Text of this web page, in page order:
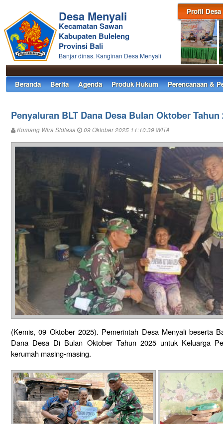
Profil Desa
Desa Menyali
Kecamatan Sawan
Kabupaten Buleleng
Provinsi Bali
Banjar dinas. Kanginan Desa Menyali
Beranda Berita Agenda Produk Hukum Perencanaan &
Penyaluran BLT Dana Desa Bulan Oktober Tahun
Komang Wira Sidiasa 09 Oktober 2025 11:10:39 WITA
(Kemis, 09 Oktober 2025). Pemerintah Desa Menyali beserta
Dana Desa Di Bulan Oktober Tahun 2025 untuk Keluarga
kerumah masing-masing.